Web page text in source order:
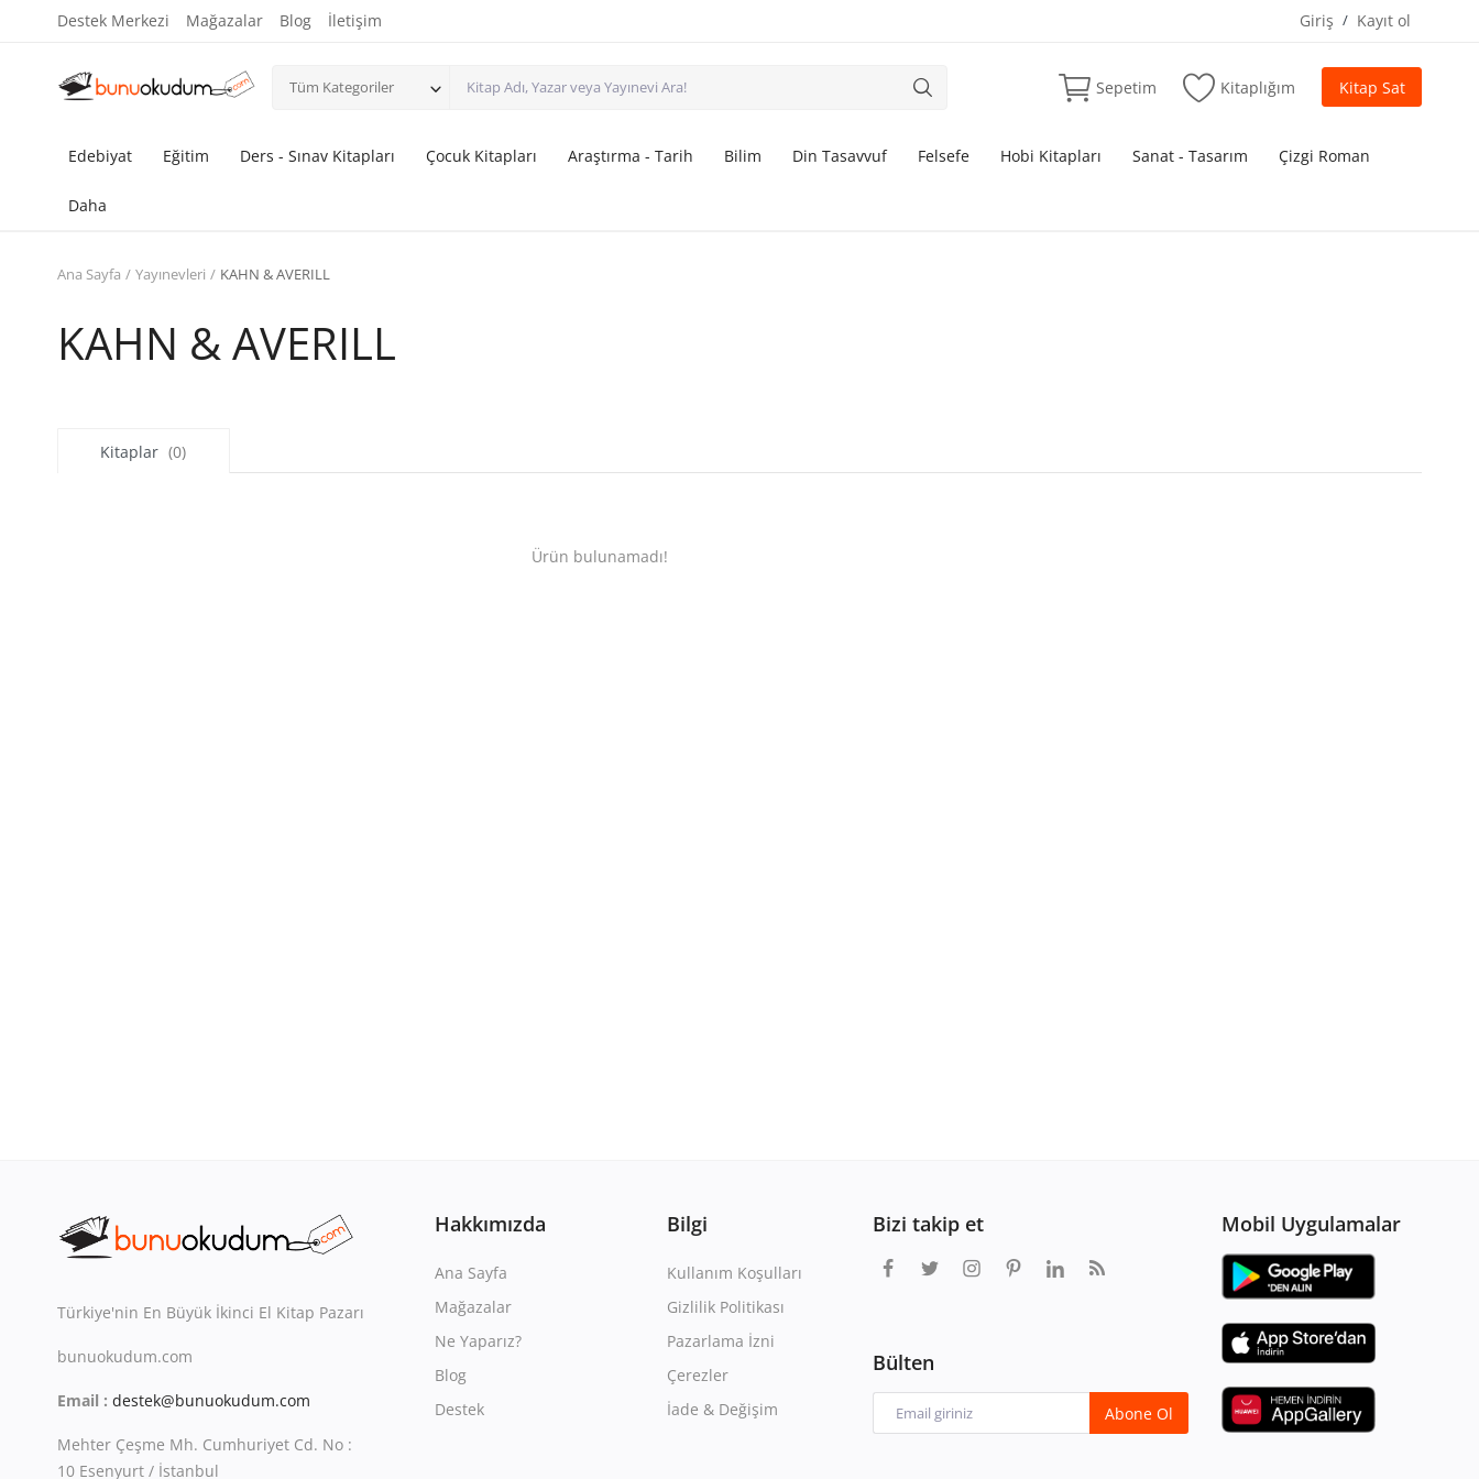
Destek Merkezi Mağazalar Blog İletişim Giriş / Kayıt ol
Tüm Kategoriler Sepetim Kitaplığım Kitap Sat
Edebiyat Eğitim Ders - Sınav Kitapları Çocuk Kitapları Araştırma - Tarih Bilim Din Tasavvuf Felsefe Hobi Kitapları Sanat - Tasarım Çizgi Roman
Daha
Ana Sayfa Yayınevleri KAHN & AVERILL
KAHN & AVERILL
Kitaplar (0)
Ürün bulunamadı!
Türkiye'nin En Büyük İkinci El Kitap Pazarı
bunuokudum.com
Email : destek@bunuokudum.com
Mehter Çeşme Mh. Cumhuriyet Cd. No :
10 Esenyurt / İstanbul
Hakkımızda
Ana Sayfa
Mağazalar
Ne Yaparız?
Blog
Destek
Bilgi
Kullanım Koşulları
Gizlilik Politikası
Pazarlama İzni
Çerezler
İade & Değişim
Bizi takip et
Bülten
Abone Ol
Mobil Uygulamalar